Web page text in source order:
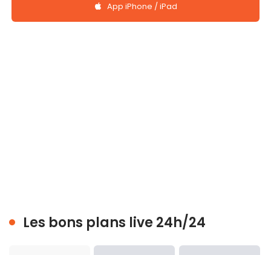
App iPhone / iPad
Les bons plans live 24h/24